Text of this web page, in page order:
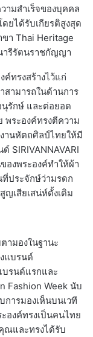
ามสำเร็จของบุคคล
ยได้รับเกียรติสูงสุด
ขา Thai Heritage
ารีรัตนราชกัญญา
ค์ทรงสร้างไว้แก่
สามารถในด้านการ
นุรักษ์ และต่อยอด
พระองค์ทรงตีความ
านหัตถศิลป์ไทยให้มี
SIRIVANNAVARI
องพระองค์ทำให้ผ้า
ประจักษ์ว่ามรดก
ญเสียเสน่ห์ดั้งเดิม
ามองในฐานะ
แบรนด์
บรนด์แรกและ
Fashion Week นับ
ารมองเห็นบนเวที
องค์ทรงเป็นคนไทย
ณและทรงได้รับ